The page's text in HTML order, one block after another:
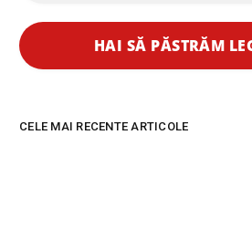
CELE MAI RECENTE ARTICOLE